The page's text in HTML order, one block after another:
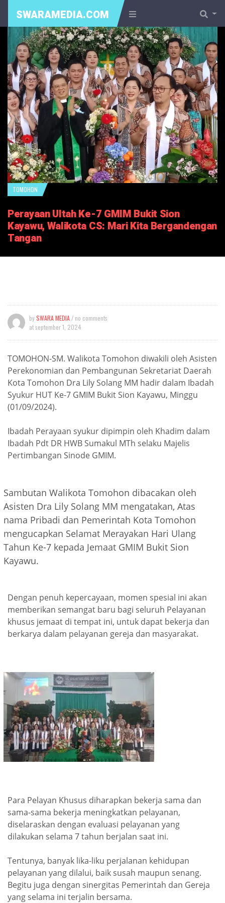
SWARAMEDIA.COM
TOMOHON
Perayaan Ultah Ke-7 GMIM Bukit Sion
Kayawu, Walikota CS: Mari Kita Bergandengan
Tangan
bySWARA MEDIA / no comments
atseptember 1, 2024
TOMOHON-SM. Walikota Tomohon diwakili oleh Asisten
Perekonomian dan Pembangunan Sekretariat Daerah
Kota Tomohon Dra Lily Solang MM hadir dalam Ibadah
Syukur HUT Ke-7 GMIM Bukit Sion Kayawu, Minggu
(01/09/2024).
Ibadah Perayaan syukur dipimpin oleh Khadim dalam
Ibadah Pdt DR HWB Sumakul MTh selaku Majelis
Pertimbangan Sinode GMIM.
Sambutan Walikota Tomohon dibacakan oleh
Asisten Dra Lily Solang MM mengatakan, Atas
nama Pribadi dan Pemerintah Kota Tomohon
mengucapkan Selamat Merayakan Hari Ulang
Tahun Ke-7 kepada Jemaat GMIM Bukit Sion
Kayawu.
Dengan penuh kepercayaan, momen spesial ini akan
memberikan semangat baru bagi seluruh Pelayanan
khusus jemaat di tempat ini, untuk dapat bekerja dan
berkarya dalam pelayanan gereja dan masyarakat.
Para Pelayan Khusus diharapkan bekerja sama dan
sama-sama bekerja meningkatkan pelayanan,
diselaraskan dengan evaluasi pelayanan yang
dilakukan selama 7 tahun berjalan saat ini.
Tentunya, banyak lika-liku perjalanan kehidupan
pelayanan yang dilalui, baik susah maupun senang.
Begitu juga dengan sinergitas Pemerintah dan Gereja
yang selama ini terjalin bersama.